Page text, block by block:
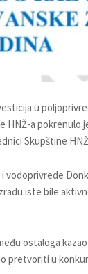
u
a pokrenulo
Skupštine
vodoprivrede
iste bile
ostaloga
pretvoriti u